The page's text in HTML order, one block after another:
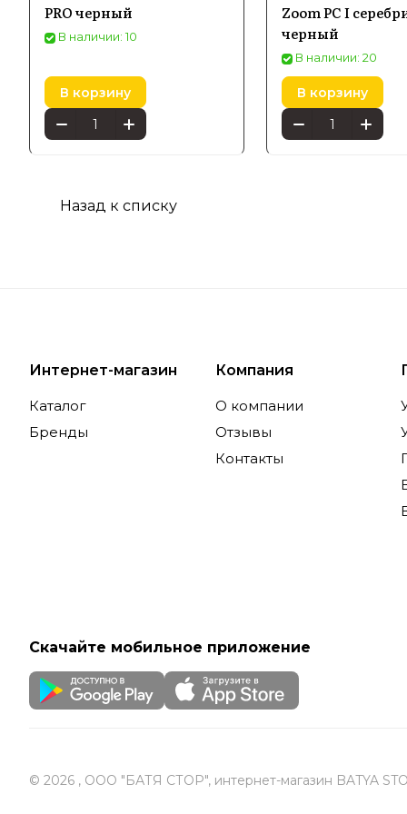
Olympus
Купить
PRO черный
В наличии: 10
В корзину
Zoom PC I
черный
В наличии: 20
В корзину
Назад к списку
Интернет-магазин
Каталог
Бренды
Компания
О компании
Отзывы
Контакты
Скачайте мобильное приложение
© 2026 , ООО "БАТЯ СТОР", интернет-магазин BATYA